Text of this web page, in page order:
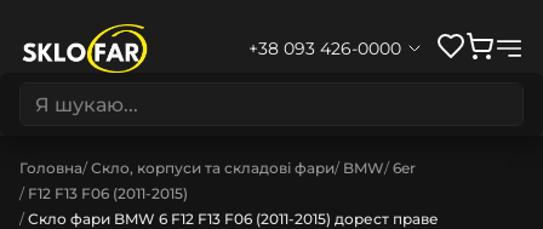
+38 093 426-0000
Головна Скло, корпуси та складові фари BMW 6er
F12 F13 F06 (2011-2015)
Скло фари BMW 6 F12 F13 F06 (2011-2015) дорест праве